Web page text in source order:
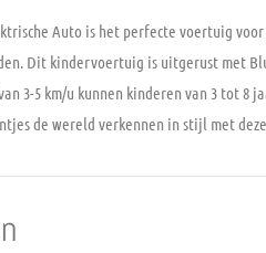
Auto is het perfecte voertuig
Dit kindervoertuig is uitgerust met
3-5 km/u kunnen kinderen van 3 tot
de wereld verkennen in stijl met